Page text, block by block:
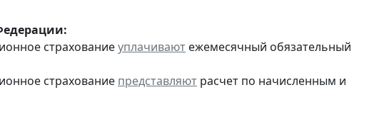
страхованиеуплачивают ежемесячный обязательный
страхование представляют расчет по начисленным и